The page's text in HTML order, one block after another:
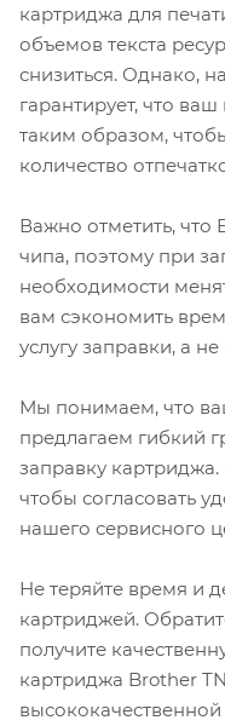
картриджа для
объемов текста
снизиться. Однако,
гарантирует, что
таким образом,
количество
Важно отметить, что
чипа, поэтому при
необходимости
вам сэкономить
услугу заправки, а
Мы понимаем, что
предлагаем гибкий
заправку
чтобы согласовать
нашего сервисного
Не теряйте время и
картриджей.
получите
картриджа Brother